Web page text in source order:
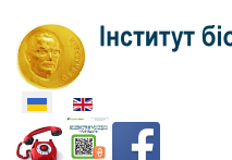
Оберіть свою мову